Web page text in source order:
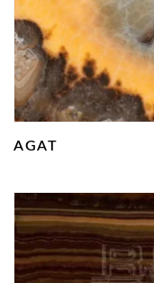
AGAT